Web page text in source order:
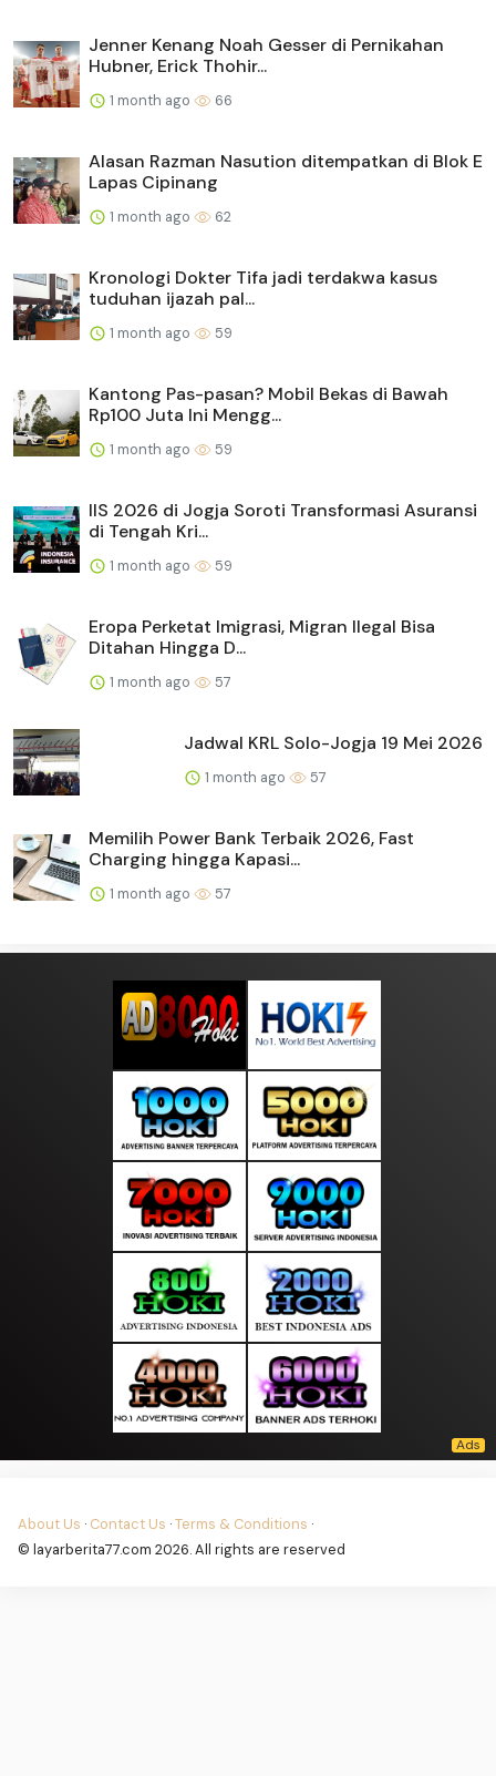
Jenner Kenang Noah Gesser di Pernikahan
Hubner, Erick Thohir...
1 month ago 66
Alasan Razman Nasution ditempatkan di Blok E
Lapas Cipinang
1 month ago 62
Kronologi Dokter Tifa jadi terdakwa kasus
tuduhan ijazah pal...
1 month ago 59
Kantong Pas-pasan? Mobil Bekas di Bawah
Rp100 Juta Ini Mengg...
1 month ago 59
IIS 2026 di Jogja Soroti Transformasi Asuransi
di Tengah Kri...
1 month ago 59
Eropa Perketat Imigrasi, Migran Ilegal Bisa
Ditahan Hingga D...
1 month ago 57
Jadwal KRL Solo-Jogja 19 Mei 2026
1 month ago 57
Memilih Power Bank Terbaik 2026, Fast
Charging hingga Kapasi...
1 month ago 57
About Us · Contact Us ·Terms & Conditions ·
© layarberita77.com 2026. All rights are reserved